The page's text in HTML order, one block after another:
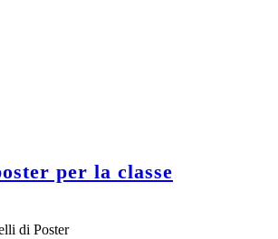
per la classe
di Poster